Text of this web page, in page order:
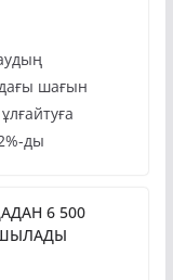
шағын
ды
6 500